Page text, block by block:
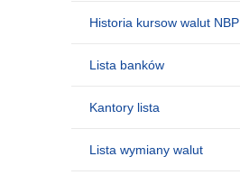
Historia kursow walut NBP
Lista banków
Kantory lista
Lista wymiany walut